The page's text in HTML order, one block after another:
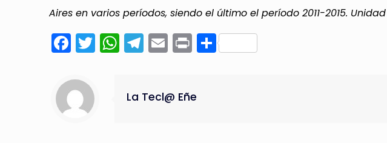
Aires en varios períodos, siendo el último el período 2011-2015.
Facebook
Twitter
WhatsApp
Telegram
Email
PrintCompartir
La Tecl@ Eñe